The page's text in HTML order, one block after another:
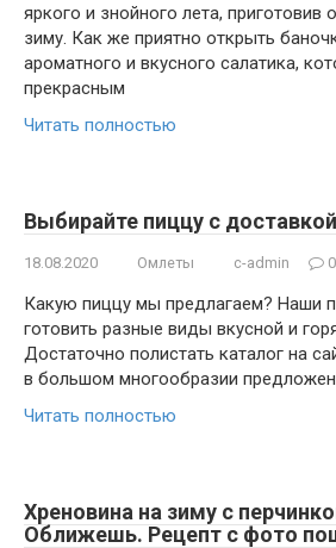
яркого и знойного лета, приготовив
зиму. Как же приятно открыть
ароматного и вкусного салатика,
прекрасным
Читать полностью
Выбирайте пиццу с
18.08.2020 Омлеты c-admin 0
Какую пиццу мы предлагаем? Наши
готовить разные виды вкусной и
Достаточно полистать каталог на
в большом многообразии
Читать полностью
Хреновина на зиму с
Оближешь. Рецепт с фото